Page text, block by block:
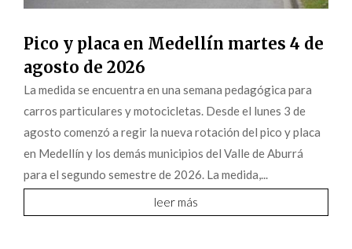
Pico y placa en Medellín martes 4 de
agosto de 2026
La medida se encuentra en una semana pedagógica para
carros particulares y motocicletas. Desde el lunes 3 de
agosto comenzó a regir la nueva rotación del pico y placa
en Medellín y los demás municipios del Valle de Aburrá
para el segundo semestre de 2026. La medida,...
leer más